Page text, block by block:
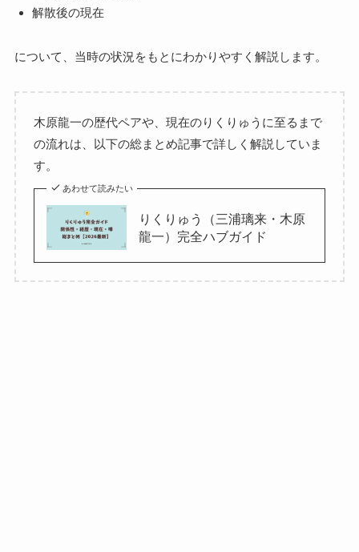
解散後の現在
について、当時の状況をもとにわかりやすく解説します。
木原龍一の歴代ペアや、現在のりくりゅうに至るまで
の流れは、以下の総まとめ記事で詳しく解説していま
す。
あわせて読みたい
りくりゅう（三浦璃来・木原
龍一）完全ハブガイド